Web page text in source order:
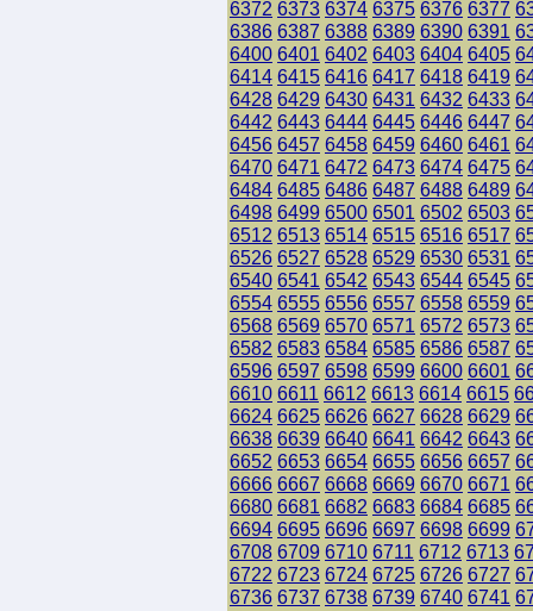
6372 6373 6374 6375 6376 6377
6386 6387 6388 6389 6390 6391
6400 6401 6402 6403 6404 6405
6414 6415 6416 6417 6418 6419
6428 6429 6430 6431 6432 6433
6442 6443 6444 6445 6446 6447
6456 6457 6458 6459 6460 6461
6470 6471 6472 6473 6474 6475
6484 6485 6486 6487 6488 6489
6498 6499 6500 6501 6502 6503
6512 6513 6514 6515 6516 6517
6526 6527 6528 6529 6530 6531
6540 6541 6542 6543 6544 6545
6554 6555 6556 6557 6558 6559
6568 6569 6570 6571 6572 6573
6582 6583 6584 6585 6586 6587
6596 6597 6598 6599 6600 6601
6610 6611 6612 6613 6614 6615
6624 6625 6626 6627 6628 6629
6638 6639 6640 6641 6642 6643
6652 6653 6654 6655 6656 6657
6666 6667 6668 6669 6670 6671
6680 6681 6682 6683 6684 6685
6694 6695 6696 6697 6698 6699
6708 6709 6710 6711 6712 6713
6722 6723 6724 6725 6726 6727
6736 6737 6738 6739 6740 6741